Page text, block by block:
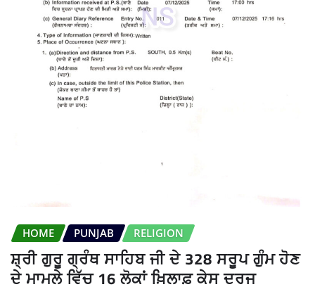
HOME PUNJAB RELIGION
ਸ਼੍ਰੀ ਗੁਰੂ ਗ੍ਰੰਥ ਸਾਹਿਬ ਜੀ ਦੇ 328 ਸਰੂਪ ਗੁੰਮ ਹੋਣ
ਦੇ ਮਾਮਲੇ ਵਿੱਚ 16 ਲੋਕਾਂ ਖ਼ਿਲਾਫ਼ ਕੇਸ ਦਰਜ